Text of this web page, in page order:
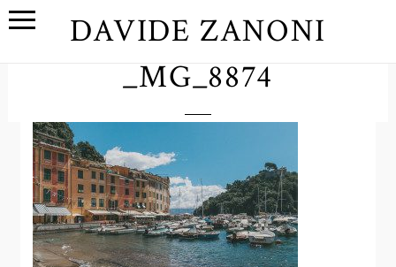
DAVIDE ZANONI
_MG_8874